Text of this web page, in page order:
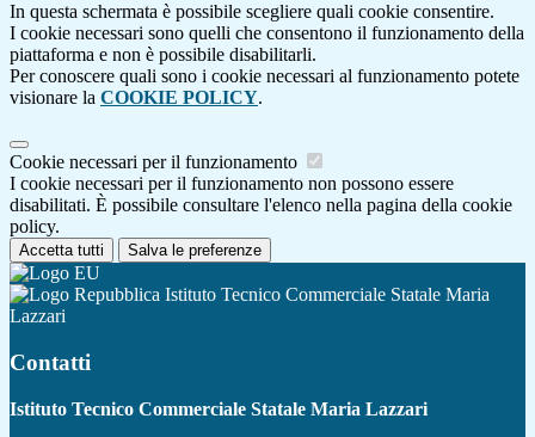
In questa schermata è possibile scegliere quali cookie consentire.
I cookie necessari sono quelli che consentono il funzionamento della
piattaforma e non è possibile disabilitarli.
Per conoscere quali sono i cookie necessari al funzionamento potete
visionare la COOKIE POLICY.
Cookie necessari per il funzionamento
I cookie necessari per il funzionamento non possono essere
disabilitati. È possibile consultare l'elenco nella pagina della cookie
policy.
Accetta tutti Salva le preferenze
Istituto Tecnico Commerciale Statale Maria
Lazzari
Contatti
Istituto Tecnico Commerciale Statale Maria Lazzari